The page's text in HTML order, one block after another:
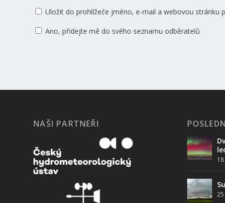
Uložit do prohlížeče jméno, e-mail a webovou stránku
Ano, přidejte mě do svého seznamu odběratelů
NAŠI PARTNEŘI